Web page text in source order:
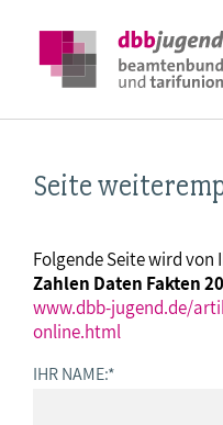
Seite
Folgende Seite wird von
Zahlen Daten Fakten
www.dbb-jugend.de/
online.html
IHR NAME:*